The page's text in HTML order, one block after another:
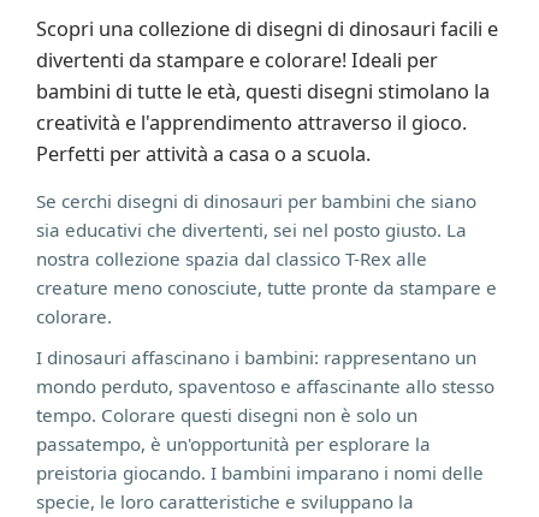
Scopri una collezione di disegni di dinosauri facili e
divertenti da stampare e colorare! Ideali per
bambini di tutte le età, questi disegni stimolano la
creatività e l'apprendimento attraverso il gioco.
Perfetti per attività a casa o a scuola.
Se cerchi disegni di dinosauri per bambini che siano
sia educativi che divertenti, sei nel posto giusto. La
nostra collezione spazia dal classico T-Rex alle
creature meno conosciute, tutte pronte da stampare e
colorare.
I dinosauri affascinano i bambini: rappresentano un
mondo perduto, spaventoso e affascinante allo stesso
tempo. Colorare questi disegni non è solo un
passatempo, è un'opportunità per esplorare la
preistoria giocando. I bambini imparano i nomi delle
specie, le loro caratteristiche e sviluppano la